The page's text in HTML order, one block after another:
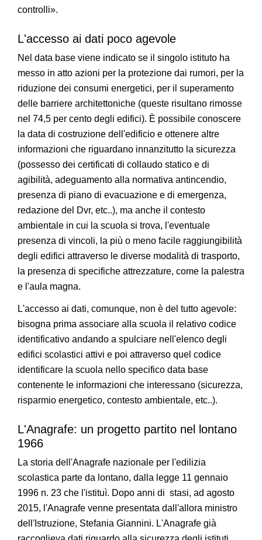
controlli».
L'accesso ai dati poco agevole
Nel data base viene indicato se il singolo istituto ha
messo in atto azioni per la protezione dai rumori, per la
riduzione dei consumi energetici, per il superamento
delle barriere architettoniche (queste risultano rimosse
nel 74,5 per cento degli edifici). È possibile conoscere
la data di costruzione dell'edificio e ottenere altre
informazioni che riguardano innanzitutto la sicurezza
(possesso dei certificati di collaudo statico e di
agibilità, adeguamento alla normativa antincendio,
presenza di piano di evacuazione e di emergenza,
redazione del Dvr, etc..), ma anche il contesto
ambientale in cui la scuola si trova, l'eventuale
presenza di vincoli, la più o meno facile raggiungibilità
degli edifici attraverso le diverse modalità di trasporto,
la presenza di specifiche attrezzature, come la palestra
e l'aula magna.
L'accesso ai dati, comunque, non è del tutto agevole:
bisogna prima associare alla scuola il relativo codice
identificativo andando a spulciare nell'elenco degli
edifici scolastici attivi e poi attraverso quel codice
identificare la scuola nello specifico data base
contenente le informazioni che interessano (sicurezza,
risparmio energetico, contesto ambientale, etc..).
L'Anagrafe: un progetto partito nel lontano
1966
La storia dell'Anagrafe nazionale per l'edilizia
scolastica parte da lontano, dalla legge 11 gennaio
1996 n. 23 che l'istituì. Dopo anni di stasi, ad agosto
2015, l'Anagrafe venne presentata dall'allora ministro
dell'Istruzione, Stefania Giannini. L'Anagrafe già